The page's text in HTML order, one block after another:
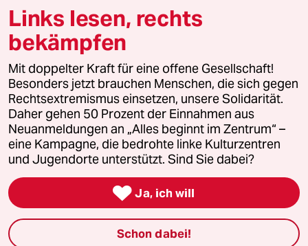
© 2026 taz Verlags und Vertriebs GmbH
Alle Rechte vorbehalten. Bei rechtlichen Fragen oder für Genehmigungen
wenden Sie sich bitte an lizenzen@taz.de
Feedback Redaktionsstatut Kommune-Richtlinien
Leitlinie Informant Datenschutz Impressum AGB
Seitenwende Einwilligungen widerrufen (Ads)
Links lesen, rechts
bekämpfen
Mit doppelter Kraft für eine offene Gesellschaft!
Besonders jetzt brauchen Menschen, die sich gegen
Rechtsextremismus einsetzen, unsere Solidarität.
Daher gehen 50 Prozent der Einnahmen aus
Neuanmeldungen an „Alles beginnt im Zentrum“ –
eine Kampagne, die bedrohte linke Kulturzentren
und Jugendorte unterstützt. Sind Sie dabei?
 Ja, ich will
Schon dabei!